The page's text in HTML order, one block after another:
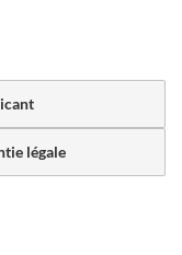
légale